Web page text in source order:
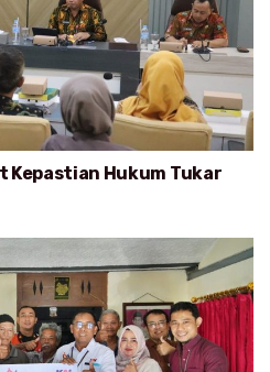
Kepastian Hukum Tukar